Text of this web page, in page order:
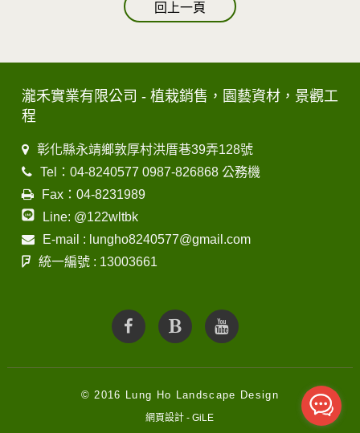
回上一頁
瀧禾實業有限公司 - 植栽銷售，園藝資材，景觀工
程
彰化縣永靖鄉敦厚村洪厝巷39弄128號
Tel：04-8240577 0987-826868 公務機
Fax：04-8231989
Line: @122wltbk
E-mail : lungho8240577@gmail.com
統一編號 : 13003661
© 2016 Lung Ho Landscape Design
網頁設計 - GiLE